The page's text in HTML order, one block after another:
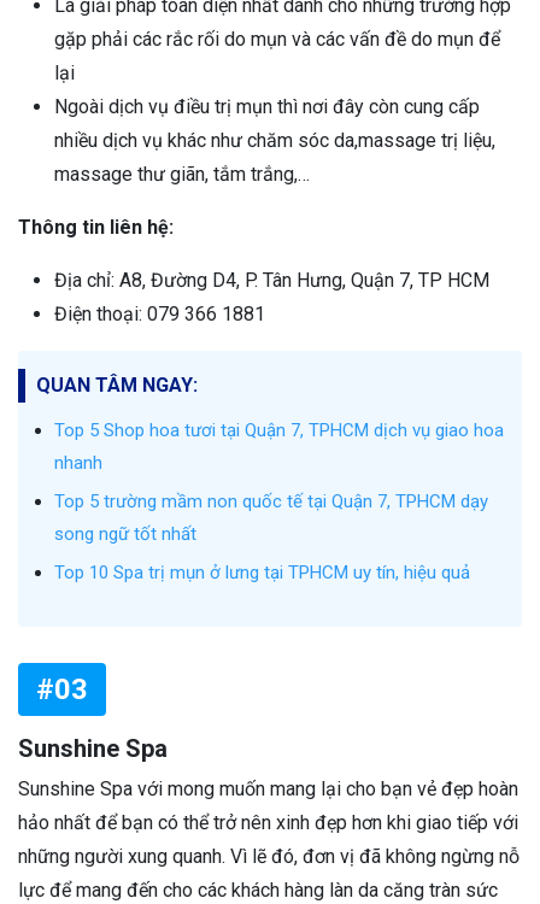
Là giải pháp toàn diện nhất dành cho những trường hợp
gặp phải các rắc rối do mụn và các vấn đề do mụn để
lại
Ngoài dịch vụ điều trị mụn thì nơi đây còn cung cấp
nhiều dịch vụ khác như chăm sóc da,massage trị liệu,
massage thư giãn, tắm trắng,…
Thông tin liên hệ:
Địa chỉ: A8, Đường D4, P. Tân Hưng, Quận 7, TP HCM
Điện thoại: 079 366 1881
QUAN TÂM NGAY:
Top 5 Shop hoa tươi tại Quận 7, TPHCM dịch vụ giao hoa
nhanh
Top 5 trường mầm non quốc tế tại Quận 7, TPHCM dạy
song ngữ tốt nhất
Top 10 Spa trị mụn ở lưng tại TPHCM uy tín, hiệu quả
#03
Sunshine Spa
Sunshine Spa với mong muốn mang lại cho bạn vẻ đẹp hoàn
hảo nhất để bạn có thể trở nên xinh đẹp hơn khi giao tiếp với
những người xung quanh. Vì lẽ đó, đơn vị đã không ngừng nỗ
lực để mang đến cho các khách hàng làn da căng tràn sức